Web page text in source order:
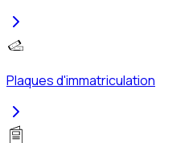
Plaques d'immatriculation